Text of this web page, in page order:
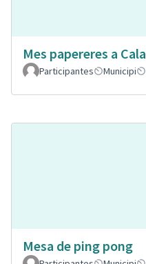
Mes papereres a
Participantes
Municipi
Mesa de ping pong